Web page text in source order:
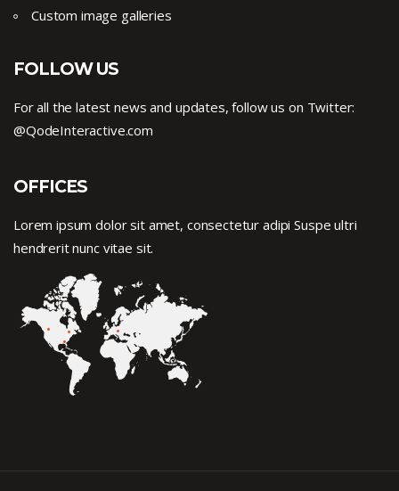
Custom image galleries
FOLLOW US
For all the latest news and updates, follow us on Twitter:
@QodeInteractive.com
OFFICES
Lorem ipsum dolor sit amet, consectetur adipi Suspe ultri
hendrerit nunc vitae sit.